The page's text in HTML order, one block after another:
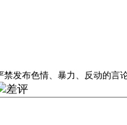
发布色情、暴力、反动的言
差评